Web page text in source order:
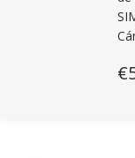
€